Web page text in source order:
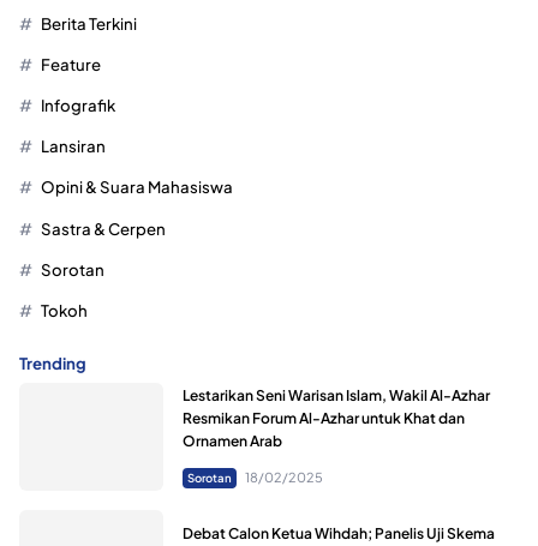
Berita Terkini
Feature
Infografik
Lansiran
Opini & Suara Mahasiswa
Sastra & Cerpen
Sorotan
Tokoh
Trending
Lestarikan Seni Warisan Islam, Wakil Al-Azhar
Resmikan Forum Al-Azhar untuk Khat dan
Ornamen Arab
Sorotan 18/02/2025
Debat Calon Ketua Wihdah; Panelis Uji Skema